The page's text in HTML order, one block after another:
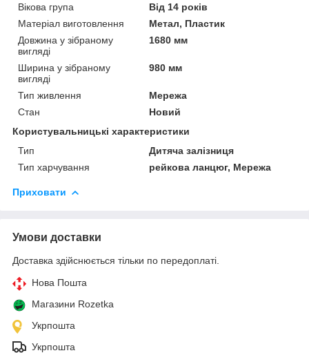
Вікова група
Від 14 років
Матеріал виготовлення
Метал, Пластик
Довжина у зібраному
вигляді
1680 мм
Ширина у зібраному
вигляді
980 мм
Тип живлення
Мережа
Стан
Новий
Користувальницькі характеристики
Тип
Дитяча залізниця
Тип харчування
рейкова ланцюг, Мережа
Приховати
Умови доставки
Доставка здійснюється тільки по передоплаті.
Нова Пошта
Магазини Rozetka
Укрпошта
Укрпошта